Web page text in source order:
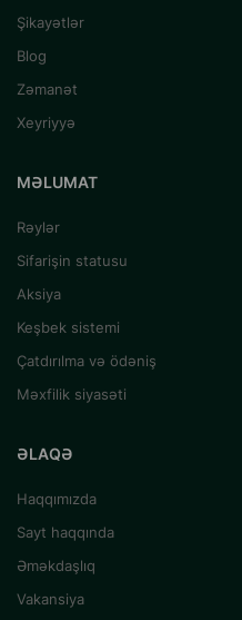
Şikayətlər
Blog
Zəmanət
Xeyriyyə
MƏLUMAT
Rəylər
Sifarişin statusu
Aksiya
Keşbek sistemi
Çatdırılma və ödəniş
Məxfilik siyasəti
ƏLAQƏ
Haqqımızda
Sayt haqqında
Əməkdaşlıq
Vakansiya